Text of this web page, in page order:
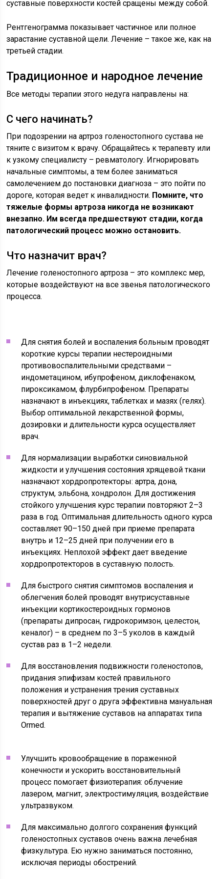
суставные поверхности костей сращены между собой.
Рентгенограмма показывает частичное или полное
зарастание суставной щели. Лечение – такое же, как на
третьей стадии.
Традиционное и народное лечение
Все методы терапии этого недуга направлены на:
С чего начинать?
При подозрении на артроз голеностопного сустава не
тяните с визитом к врачу. Обращайтесь к терапевту или
к узкому специалисту – ревматологу. Игнорировать
начальные симптомы, а тем более заниматься
самолечением до постановки диагноза – это пойти по
дороге, которая ведет к инвалидности. Помните, что
тяжелые формы артроза никогда не возникают
внезапно. Им всегда предшествуют стадии, когда
патологический процесс можно остановить.
Что назначит врач?
Лечение голеностопного артроза – это комплекс мер,
которые воздействуют на все звенья патологического
процесса.
Для снятия болей и воспаления больным проводят
короткие курсы терапии нестероидными
противовоспалительными средствами –
индометацином, ибупрофеном, диклофенаком,
пироксикамом, флурбипрофеном. Препараты
назначают в инъекциях, таблетках и мазях (гелях).
Выбор оптимальной лекарственной формы,
дозировки и длительности курса осуществляет
врач.
Для нормализации выработки синовиальной
жидкости и улучшения состояния хрящевой ткани
назначают хордропротекторы: артра, дона,
структум, эльбона, хондролон. Для достижения
стойкого улучшения курс терапии повторяют 2–3
раза в год. Оптимальная длительность одного курса
составляет 90–150 дней при приеме препарата
внутрь и 12–25 дней при получении его в
инъекциях. Неплохой эффект дает введение
хордропротекторов в суставную полость.
Для быстрого снятия симптомов воспаления и
облегчения болей проводят внутрисуставные
инъекции кортикостероидных гормонов
(препараты дипросан, гидрокоримзон, целестон,
кеналог) – в среднем по 3–5 уколов в каждый
сустав раз в 1–2 недели.
Для восстановления подвижности голеностопов,
придания эпифизам костей правильного
положения и устранения трения суставных
поверхностей друг о друга эффективна мануальная
терапия и вытяжение суставов на аппаратах типа
Ormed.
Улучшить кровообращение в пораженной
конечности и ускорить восстановительный
процесс помогает физиотерапия: облучение
лазером, магнит, электростимуляция, воздействие
ультразвуком.
Для максимально долгого сохранения функций
голеностопных суставов очень важна лечебная
физкультура. Ею нужно заниматься постоянно,
исключая периоды обострений.